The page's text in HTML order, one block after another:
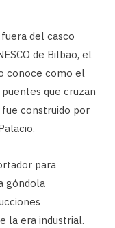
del casco
de Bilbao, el
conoce como el
que cruzan
construido por
para
góndola
la era industrial.